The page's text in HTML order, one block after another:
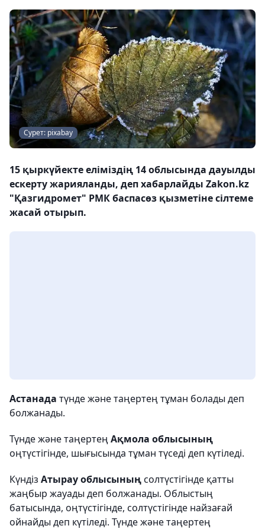
Сурет: pixabay
15 қыркүйекте еліміздің 14 облысында дауылды
ескерту жарияланды, деп хабарлайды Zakon.kz
"Қазгидромет" РМК баспасөз қызметіне сілтеме
жасай отырып.
Астанада түнде және таңертең тұман болады деп
болжанады.
Түнде және таңертең Ақмола облысының
оңтүстігінде, шығысында тұман түседі деп күтіледі.
Күндіз Атырау облысыныңсолтүстігінде қатты
жаңбыр жауады деп болжанады. Облыстың
батысында, оңтүстігінде, солтүстігінде найзағай
ойнайды деп күтіледі. Түнде және таңертең